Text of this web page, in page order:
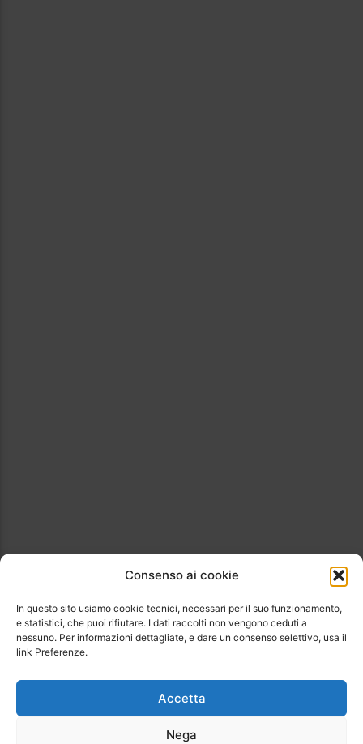
Consenso ai cookie
In questo sito usiamo cookie tecnici, necessari per il suo funzionamento,
e statistici, che puoi rifiutare. I dati raccolti non vengono ceduti a
nessuno. Per informazioni dettagliate, e dare un consenso selettivo, usa il
link Preferenze.
Accetta
Nega